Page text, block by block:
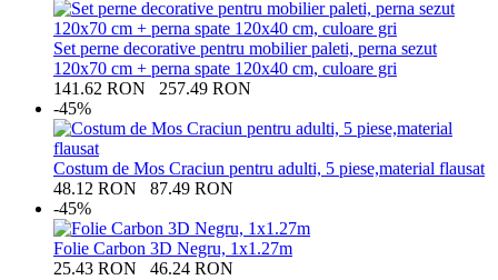
Set perne decorative pentru mobilier paleti, perna sezut
120x70 cm + perna spate 120x40 cm, culoare gri
141.62 RON 257.49 RON
-45%
Costum de Mos Craciun pentru adulti, 5 piese,material flausat
48.12 RON 87.49 RON
-45%
Folie Carbon 3D Negru, 1x1.27m
25.43 RON 46.24 RON